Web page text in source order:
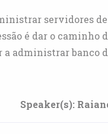
servidores
é dar o
administrar banco
Speaker(s):